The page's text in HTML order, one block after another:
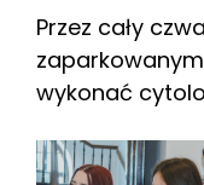
Przez cały
wykonać